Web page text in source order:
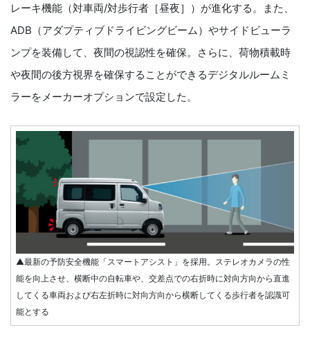
レーキ機能（対車両/対歩行者［昼夜］）が進化する。また、
ADB（アダプティブドライビングビーム）やサイドビューラ
ンプを装備して、夜間の視認性を確保。さらに、荷物積載時
や夜間の後方視界を確保することができるデジタルルームミ
ラーをメーカーオプションで設定した。
▲最新の予防安全機能「スマートアシスト」を採用。ステレオカメラの性
能を向上させ、横断中の自転車や、交差点での右折時に対向方向から直進
してくる車両および右左折時に対向方向から横断してくる歩行者を認識可
能とする